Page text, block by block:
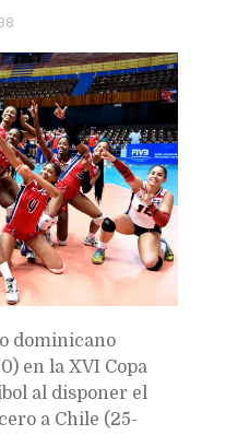
dominicano
en la XVI Copa
al disponer el
a Chile (25-